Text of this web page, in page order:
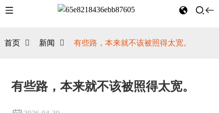
首页 新闻 有些路，本来就不该被照得太宽。
有些路，本来就不该被照得太宽。